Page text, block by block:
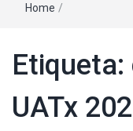
Home /
Etiqueta:
UATx